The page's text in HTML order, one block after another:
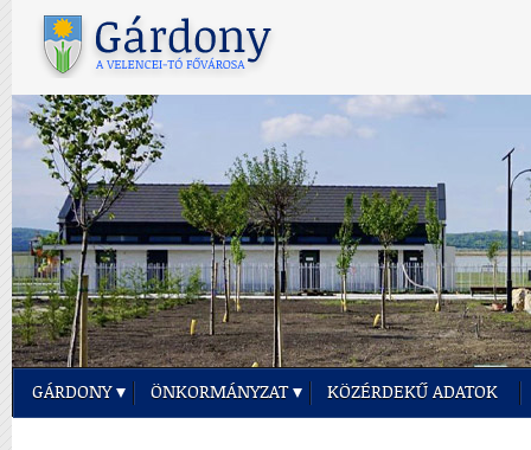
GÁRDONY ÖNKORMÁNYZAT KÖZÉRDEKŰ ADATOK